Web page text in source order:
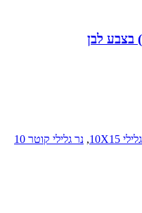
, נר גלילי קוטר 10